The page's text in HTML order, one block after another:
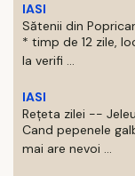
IASI
Sătenii din
* timp de 12 zile,
la verifi ...
IASI
Rețeta zilei --
Cand pepenele
mai are nevoi ...